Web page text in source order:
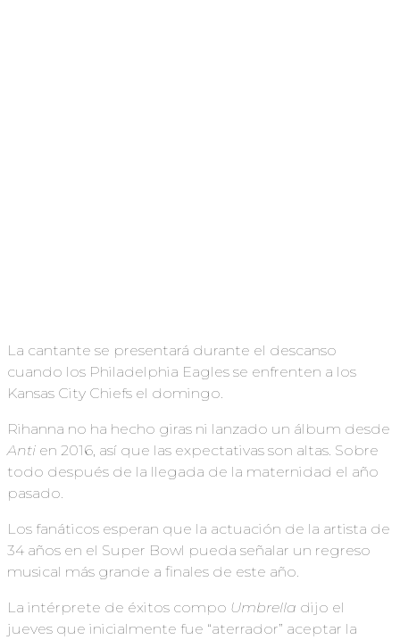
La cantante se presentará durante el descanso
cuando los Philadelphia Eagles se enfrenten a los
Kansas City Chiefs el domingo.
Rihanna no ha hecho giras ni lanzado un álbum desde
Anti en 2016, así que las expectativas son altas. Sobre
todo después de la llegada de la maternidad el año
pasado.
Los fanáticos esperan que la actuación de la artista de
34 años en el Super Bowl pueda señalar un regreso
musical más grande a finales de este año.
La intérprete de éxitos compo Umbrella dijo el
jueves que inicialmente fue “aterrador” aceptar la